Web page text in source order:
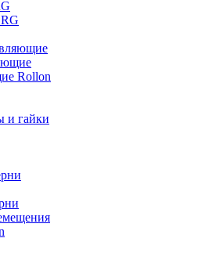
Rollon
и гайки